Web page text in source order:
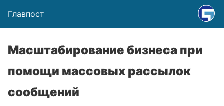
Главпост
Масштабирование бизнеса при
помощи массовых рассылок
сообщений